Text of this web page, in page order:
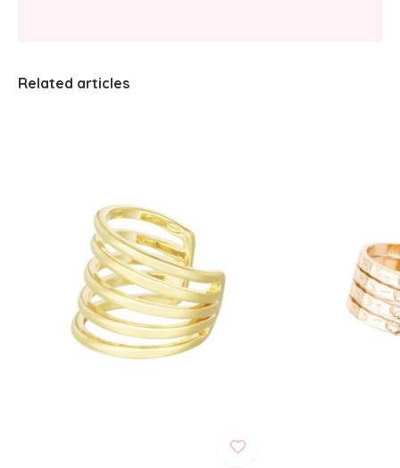
Related articles